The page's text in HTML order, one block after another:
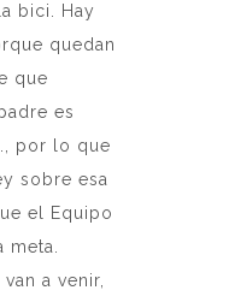
bici. Hay
quedan
que
es
por lo que
sobre esa
el Equipo
a venir,